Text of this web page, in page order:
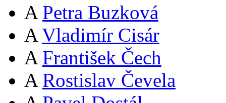
A Petra Buzková
A Vladimír Cisár
A František Čech
A Rostislav Čevela